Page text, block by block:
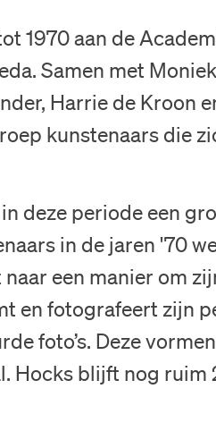
English
1970 aan de
Samen met
Harrie de Kroon
kunstenaars die
deze periode een
in de jaren '70
een manier om
en fotografeert zijn
foto’s. Deze
Hocks blijft nog ruim